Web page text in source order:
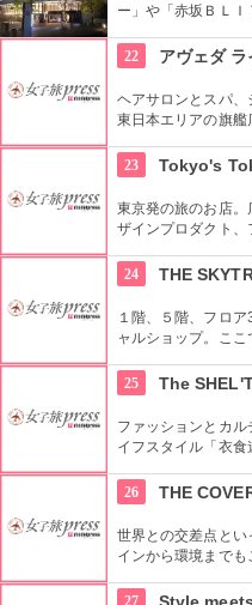
ー」や「赤坂ＢＬＩ
22
アヴェダ
ヘアサロンとスパ、
東日本エリアの旗艦
豊かな時間の中、
23 Tokyo's
東京発の旅のお店
ザインプロダクト、
されている。
24 THE
１階、５階、フロ
ャルショップ。ここ
日本一高いところ
25 The
ファッションとカ
イフスタイル「衣食
ど幅広い商品を扱
26 THE
世界との交差点と
インから環境まで
を感じてみよう！
27